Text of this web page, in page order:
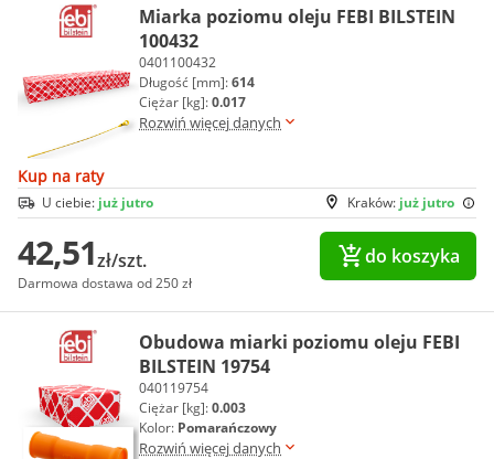
Miarka poziomu oleju FEBI BILSTEIN
100432
0401100432
Długość [mm]:614
Ciężar [kg]:0.017
Rozwiń więcej danych
Kup na raty
Kraków: już jutro
U ciebie: już jutro
42,51zł/szt.
Darmowa dostawa od 250 zł
do koszyka
Obudowa miarki poziomu oleju FEBI
BILSTEIN 19754
040119754
Ciężar [kg]:0.003
Kolor: Pomarańczowy
Rozwiń więcej danych